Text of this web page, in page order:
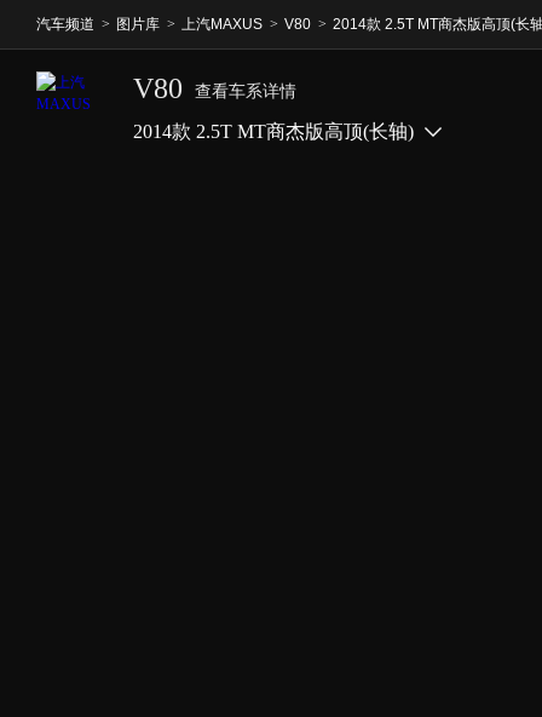
汽车频道 > 图片库 > 上汽MAXUS > V80 > 2014款 2.5T MT商杰版高顶(长
V80 查看车系详情
2014款 2.5T MT商杰版高顶(长轴)